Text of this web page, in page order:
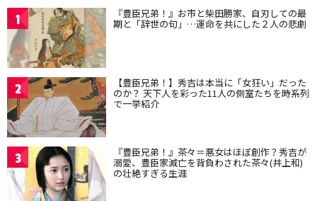
1 『豊臣兄弟！』お市と柴田勝家、自刃しての最
期と「辞世の句」…運命を共にした２人の悲劇
2 【豊臣兄弟！】秀吉は本当に「女狂い」だった
のか？ 天下人を彩った11人の側室たちを時系列
で一挙紹介
3 『豊臣兄弟！』茶々＝悪女はほぼ創作？秀吉が
溺愛、豊臣家滅亡を背負わされた茶々(井上和)
の壮絶すぎる生涯